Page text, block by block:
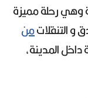
وهي رحلة مميزة
و التنقلاتمن
داخل المدينة،